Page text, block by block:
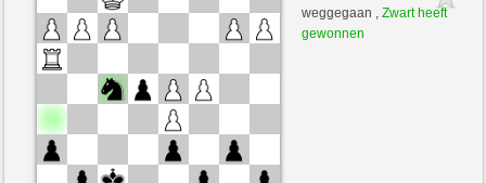
Simonio (1769) (+2)
Speelduur: 2 minutes/side + 5 seconds/move
Partij telt mee voor de ranglijst
weggegaan ,Zwart heeft
gewonnen